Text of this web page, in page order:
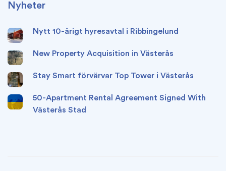
Nyheter
Nytt 10-årigt hyresavtal i Ribbingelund
New Property Acquisition in Västerås
Stay Smart förvärvar Top Tower i Västerås
50-Apartment Rental Agreement Signed With
Västerås Stad